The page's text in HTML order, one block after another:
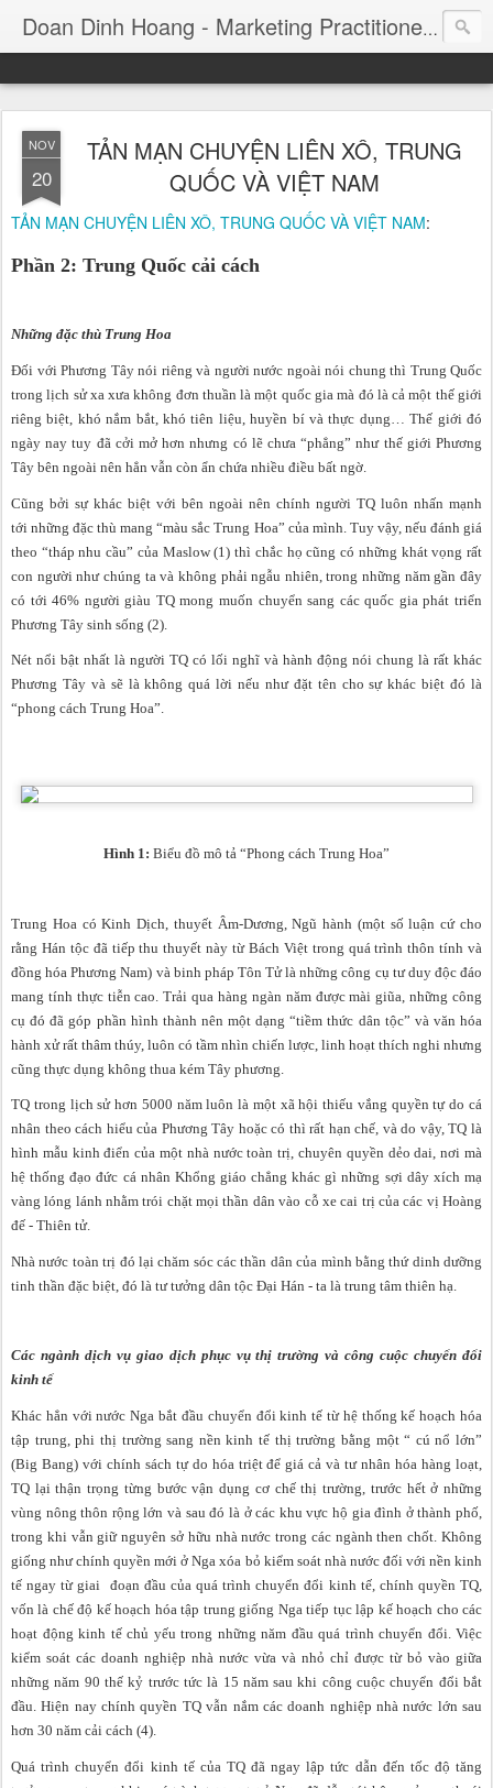
Doan Dinh Hoang - Marketing Practitioner
NOV
20
TẢN MẠN CHUYỆN LIÊN XÔ, TRUNG
QUỐC VÀ VIỆT NAM
TẢN MẠN CHUYỆN LIÊN XÔ, TRUNG QUỐC VÀ VIỆT NAM:
Phần 2: Trung Quốc cải cách
Những đặc thù Trung Hoa
Đối với Phương Tây nói riêng và người nước ngoài nói chung thì Trung Quốc
trong lịch sử xa xưa không đơn thuần là một quốc gia mà đó là cả một thế giới
riêng biệt, khó nắm bắt, khó tiên liệu, huyền bí và thực dụng… Thế giới đó
ngày nay tuy đã cởi mở hơn nhưng có lẽ chưa “phẳng” như thế giới Phương
Tây bên ngoài nên hẳn vẫn còn ẩn chứa nhiều điều bất ngờ.
Cũng bởi sự khác biệt với bên ngoài nên chính người TQ luôn nhấn mạnh
tới những đặc thù mang “màu sắc Trung Hoa” của mình. Tuy vậy, nếu đánh giá
theo “tháp nhu cầu” của Maslow (1) thì chắc họ cũng có những khát vọng rất
con người như chúng ta và không phải ngẫu nhiên, trong những năm gần đây
có tới 46% người giàu TQ mong muốn chuyển sang các quốc gia phát triển
Phương Tây sinh sống (2).
Nét nổi bật nhất là người TQ có lối nghĩ và hành động nói chung là rất khác
Phương Tây và sẽ là không quá lời nếu như đặt tên cho sự khác biệt đó là
“phong cách Trung Hoa”.
Hình 1: Biểu đồ mô tả “Phong cách Trung Hoa”
Trung Hoa có Kinh Dịch, thuyết Âm-Dương, Ngũ hành (một số luận cứ cho
rằng Hán tộc đã tiếp thu thuyết này từ Bách Việt trong quá trình thôn tính và
đồng hóa Phương Nam) và binh pháp Tôn Tử là những công cụ tư duy độc đáo
mang tính thực tiễn cao. Trải qua hàng ngàn năm được mài giũa, những công
cụ đó đã góp phần hình thành nên một dạng “tiềm thức dân tộc” và văn hóa
hành xử rất thâm thúy, luôn có tầm nhìn chiến lược, linh hoạt thích nghi nhưng
cũng thực dụng không thua kém Tây phương.
TQ trong lịch sử hơn 5000 năm luôn là một xã hội thiếu vắng quyền tự do cá
nhân theo cách hiểu của Phương Tây hoặc có thì rất hạn chế, và do vậy, TQ là
hình mẫu kinh điển của một nhà nước toàn trị, chuyên quyền dẻo dai, nơi mà
hệ thống đạo đức cá nhân Khổng giáo chẳng khác gì những sợi dây xích mạ
vàng lóng lánh nhằm trói chặt mọi thần dân vào cỗ xe cai trị của các vị Hoàng
đế - Thiên tử.
Nhà nước toàn trị đó lại chăm sóc các thần dân của mình bằng thứ dinh dưỡng
tinh thần đặc biệt, đó là tư tưởng dân tộc Đại Hán - ta là trung tâm thiên hạ.
Các ngành dịch vụ giao dịch phục vụ thị trường và công cuộc chuyển đổi
kinh tế
Khác hẳn với nước Nga bắt đầu chuyển đổi kinh tế từ hệ thống kế hoạch hóa
tập trung, phi thị trường sang nền kinh tế thị trường bằng một “ cú nổ lớn”
(Big Bang) với chính sách tự do hóa triệt để giá cả và tư nhân hóa hàng loạt,
TQ lại thận trọng từng bước vận dụng cơ chế thị trường, trước hết ở những
vùng nông thôn rộng lớn và sau đó là ở các khu vực hộ gia đình ở thành phố,
trong khi vẫn giữ nguyên sở hữu nhà nước trong các ngành then chốt. Không
giống như chính quyền mới ở Nga xóa bỏ kiểm soát nhà nước đối với nền kinh
tế ngay từ giai đoạn đầu của quá trình chuyển đổi kinh tế, chính quyền TQ,
vốn là chế độ kế hoạch hóa tập trung giống Nga tiếp tục lập kế hoạch cho các
hoạt động kinh tế chủ yếu trong những năm đầu quá trình chuyển đổi. Việc
kiểm soát các doanh nghiệp nhà nước vừa và nhỏ chỉ được từ bỏ vào giữa
những năm 90 thế kỷ trước tức là 15 năm sau khi công cuộc chuyển đổi bắt
đầu. Hiện nay chính quyền TQ vẫn nắm các doanh nghiệp nhà nước lớn sau
hơn 30 năm cải cách (4).
Quá trình chuyển đổi kinh tế của TQ đã ngay lập tức dẫn đến tốc độ tăng